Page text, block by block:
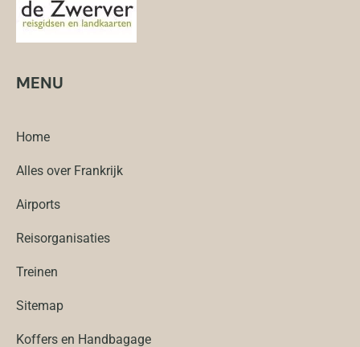
MENU
Home
Alles over Frankrijk
Airports
Reisorganisaties
Treinen
Sitemap
Koffers en Handbagage